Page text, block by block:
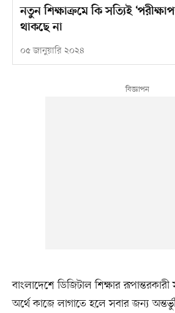
নতুন শিক্ষাক্রমে কি সত্যিই
থাকছে না
০৫ জানুয়ারি ২০২৪
বাংলাদেশে ডিজিটাল শিক্ষার
অর্থে কাজে লাগাতে হলে সবার জন্য